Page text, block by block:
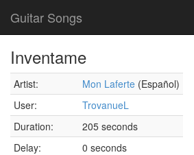
Guitar Songs
Inventame
Artist: Mon Laferte (Español)
User:
TrovanueL
Duration:
205 seconds
Delay:
0 seconds